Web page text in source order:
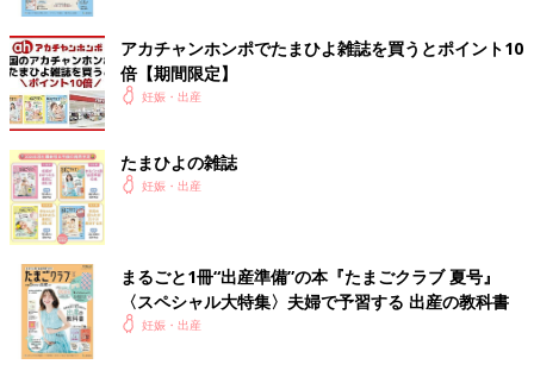
アカチャンホンポでたまひよ雑誌を買うとポイント10
倍【期間限定】
妊娠・出産
たまひよの雑誌
妊娠・出産
まるごと1冊“出産準備”の本『たまごクラブ 夏号』
〈スペシャル大特集〉夫婦で予習する 出産の教科書
妊娠・出産